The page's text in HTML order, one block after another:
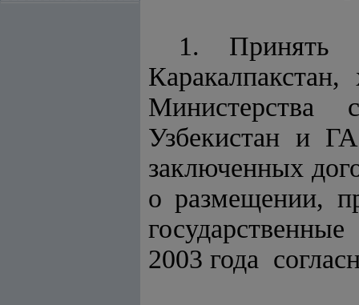
1. Принять
Министерства
Узбекистан и
заключенных
о размещении,
2003 года